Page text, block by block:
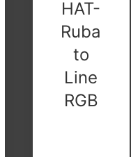
HAT-
Ruba
to
Line
RGB